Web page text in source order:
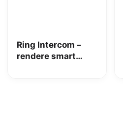
Ring Intercom –
rendere smart